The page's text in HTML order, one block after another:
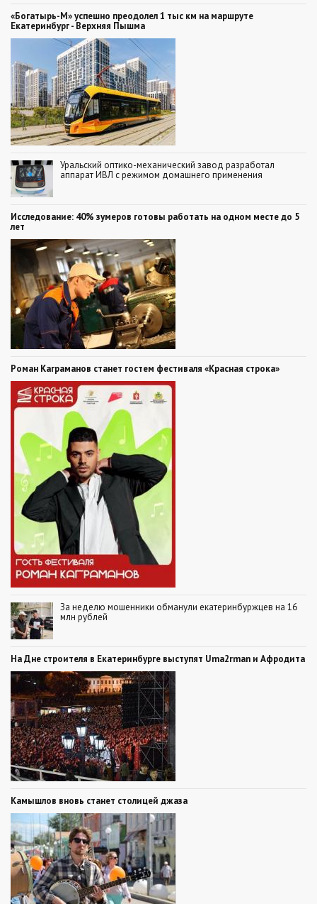
«Богатырь-М» успешно преодолел 1 тыс км на маршруте
Екатеринбург - Верхняя Пышма
Уральский оптико-механический завод разработал
аппарат ИВЛ с режимом домашнего применения
Исследование: 40% зумеров готовы работать на одном месте до 5
лет
Роман Каграманов станет гостем фестиваля «Красная строка»
За неделю мошенники обманули екатеринбуржцев на 16
млн рублей
На Дне строителя в Екатеринбурге выступят Uma2rman и Афродита
Камышлов вновь станет столицей джаза